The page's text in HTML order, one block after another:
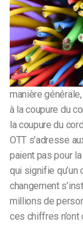
manière
à la coupure du
la coupure du
OTT s’adresse
paient pas pour
qui signifie qu’un
changement
millions de
ces chiffres n’ont